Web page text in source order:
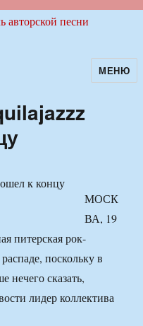
авторскойМЕНЮ
МОСК
ВА, 19
питерская рок-
поскольку в
нечего сказать,
лидер коллектива